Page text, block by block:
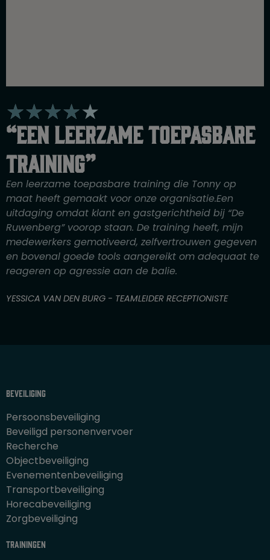
★★★★★
a
a
e
r
i
n
g
4
v
n
“Een leerzame toepasbare
training”
Een leerzame toepasbare training die Tonny op
maat heeft gemaakt voor onze organisatie.Een
uitdaging omdat klant en gastgerichtheid bij “De
Ruwenberg” voorop staan. De training heeft, mijn
medewerkers gemotiveerd, zelfvertrouwen gegeven
en bovenal goede tools aangereikt om adequaat te
reageren op agressie aan de balie.
YESSICA VAN DEN BURG - TEAMLEIDER RECEPTIONISTE
Beveiliging
Persoonsbeveiliging
Beveiligd personenvervoer
Recherche
Objectbeveiliging
Evenementenbeveiliging
Transportbeveiliging
Horecabeveiliging
Zorgbeveiliging
Trainingen